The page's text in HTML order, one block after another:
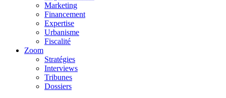
Marketing
Financement
Expertise
Urbanisme
Fiscalité
Zoom
Stratégies
Interviews
Tribunes
Dossiers